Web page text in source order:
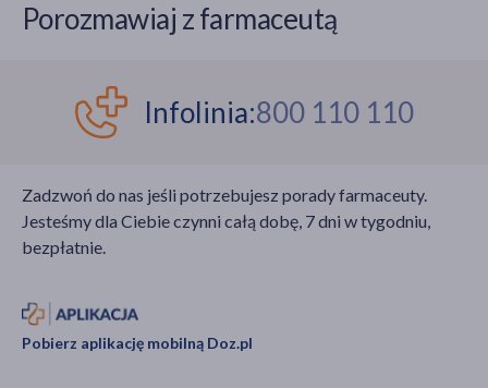
ochronę, niezależnie od
kosmetyczny, ale
mogą powodować silny
ból, ograniczenie
przyczyniać do
powstawania zmian
Porozmawiaj z farmaceutą
Infolinia:800 110 110
Zadzwoń do nas jeśli potrzebujesz porady farmaceuty.
Jesteśmy dla Ciebie czynni całą dobę, 7 dni w tygodniu,
bezpłatnie.
Pobierz aplikację mobilną Doz.pl